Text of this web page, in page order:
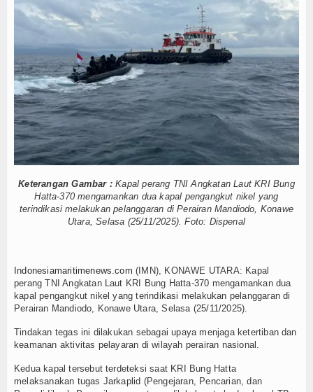
Hankam
Hukum
Internasional
Kelautan dan Perikanan
Kesehatan
Khazanah
Logistik
News
Olahraga
Perhubungan
Religi
Pengelolaan K3 Menyentuh Esensi Perlindungan Nyawa
IPC TPK Operasikan Alat Pemindai Peti Kemas Ekspor
Rantai Produksi dan Tata Kelola
Kerang Dara di Bangka Belitung
Siap Terjun Kelola Kampung Nelayan Merah Putih
Terdepan Edukasi Publik Lawan Pinjol Ilegal
Lulusan Perguruan Tinggi
IPC TPK-Kejari Jakut Perpanjang Kerja
Sigap Evakuasi ABK
5 Motor Harley Pretelan dari China
Pengelolaan K3 Menyentuh Esensi Perlindungan Nyawa
IPC TPK Operasikan Alat Pemindai Peti Kemas Ekspor
Rantai Produksi dan Tata Kelola
Kerang Dara di Bangka Belitung
Siap Terjun Kelola Kampung Nelayan Merah Putih
Keterangan Gambar :Kapal perang TNI Angkatan Laut KRI Bung
Hatta-370 mengamankan dua kapal pengangkut nikel yang
terindikasi melakukan pelanggaran di Perairan Mandiodo, Konawe
Utara, Selasa (25/11/2025). Foto: Dispenal
Indonesiamaritimenews.com (IMN), KONAWE UTARA: Kapal
perang TNI Angkatan Laut KRI Bung Hatta-370 mengamankan dua
kapal pengangkut nikel yang terindikasi melakukan pelanggaran di
Perairan Mandiodo, Konawe Utara, Selasa (25/11/2025).
Tindakan tegas ini dilakukan sebagai upaya menjaga ketertiban dan
keamanan aktivitas pelayaran di wilayah perairan nasional.
Kedua kapal tersebut terdeteksi saat KRI Bung Hatta
melaksanakan tugas Jarkaplid (Pengejaran, Pencarian, dan